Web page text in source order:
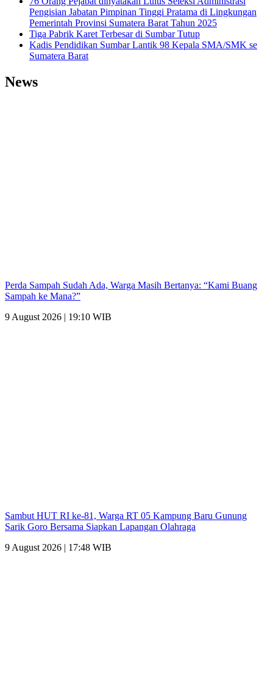
Pengisian Jabatan Pimpinan Tinggi Pratama di Lingkungan
Pemerintah Provinsi Sumatera Barat Tahun 2025
Tiga Pabrik Karet Terbesar di Sumbar Tutup
Kadis Pendidikan Sumbar Lantik 98 Kepala SMA/SMK se
Sumatera Barat
News
Perda Sampah Sudah Ada, Warga Masih Bertanya: “Kami Buang
Sampah ke Mana?”
9 August 2026 | 19:10 WIB
Sambut HUT RI ke-81, Warga RT 05 Kampung Baru Gunung
Sarik Goro Bersama Siapkan Lapangan Olahraga
9 August 2026 | 17:48 WIB